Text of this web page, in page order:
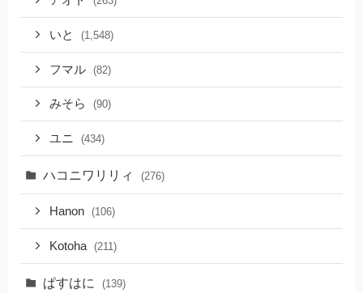
いと (1,548)
フマル (82)
みそら (90)
ユニ (434)
ハコニワリリィ (276)
Hanon (106)
Kotoha (211)
ぱすはに (139)